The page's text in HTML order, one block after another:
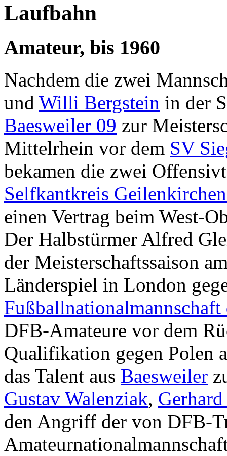
Laufbahn
Amateur, bis 1960
Nachdem die zwei
und Willi Bergstein in der
Baesweiler 09 zur
Mittelrhein vor dem SV
bekamen die zwei
Selfkantkreis
einen Vertrag beim West-
Der Halbstürmer Alfred
der Meisterschaftssaison
Länderspiel in London
Fußballnationalmannschaft
DFB-Amateure vor dem
Qualifikation gegen Polen
das Talent aus Baesweiler
Gustav Walenziak,
den Angriff der von DFB-